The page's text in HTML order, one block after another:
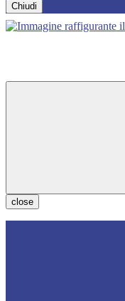
Chiudi
close